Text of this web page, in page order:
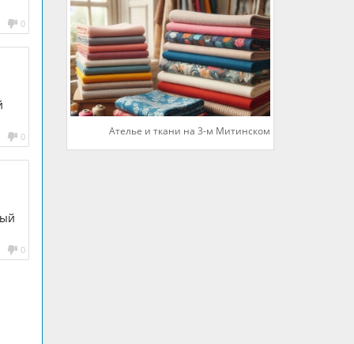
0
0
0
Ателье и ткани на 3-м Митинском